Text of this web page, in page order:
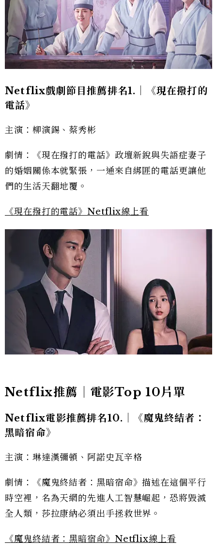
Netflix戲劇節目推薦排名1.｜《現在撥打的
電話》
主演：柳演錫、蔡秀彬
劇情：《現在撥打的電話》政壇新銳與失語症妻子
的婚姻關係本就緊張，一通來自綁匪的電話更讓他
們的生活天翻地覆。
《現在撥打的電話》Netflix線上看
Netflix推薦｜電影Top 10片單
Netflix電影推薦排名10.｜《魔鬼終結者：
黑暗宿命》
主演：琳達漢彌頓、阿諾史瓦辛格
劇情：《魔鬼終結者：黑暗宿命》描述在這個平行
時空裡，名為天網的先進人工智慧崛起，恐將毀滅
全人類，莎拉康納必須出手拯救世界。
《魔鬼終結者：黑暗宿命》Netflix線上看